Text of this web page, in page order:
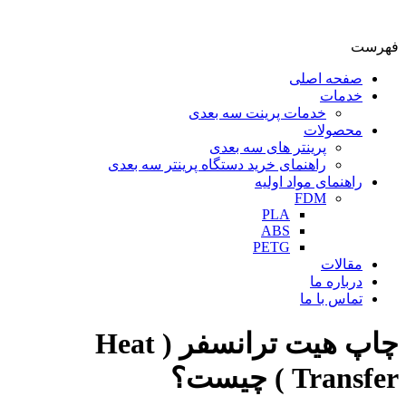
فهرست
صفحه اصلی
خدمات
خدمات پرینت سه بعدی
محصولات
پرینتر های سه بعدی
راهنمای خرید دستگاه پرینتر سه بعدی
راهنمای مواد اولیه
FDM
PLA
ABS
PETG
مقالات
درباره ما
تماس با ما
چاپ هیت ترانسفر ( Heat
Transfer ) چیست؟